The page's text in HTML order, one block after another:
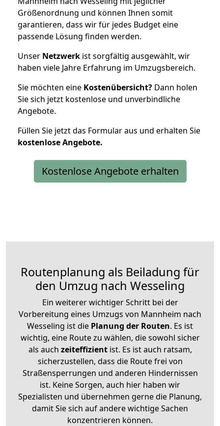
Größenordnung und können Ihnen somit
garantieren, dass wir für jedes Budget eine
passende Lösung finden werden.
Unser Netzwerk ist sorgfältig ausgewählt, wir
haben viele Jahre Erfahrung im Umzugsbereich.
Sie möchten eine Kostenübersicht? Dann holen
Sie sich jetzt kostenlose und unverbindliche
Angebote.
Füllen Sie jetzt das Formular aus und erhalten Sie
kostenloseAngebote.
Kostenlose Angebote erhalten
Routenplanung als Beiladung für
den Umzug nach Wesseling
Ein weiterer wichtiger Schritt bei der
Vorbereitung eines Umzugs von Mannheim nach
Wesseling ist die Planung der Routen. Es ist
wichtig, eine Route zu wählen, die sowohl sicher
als auch zeiteffizientist. Es ist auch ratsam,
sicherzustellen, dass die Route frei von
Straßensperrungen und anderen Hindernissen
ist. Keine Sorgen, auch hier haben wir
Spezialisten und übernehmen gerne die Planung,
damit Sie sich auf andere wichtige Sachen
konzentrieren können.